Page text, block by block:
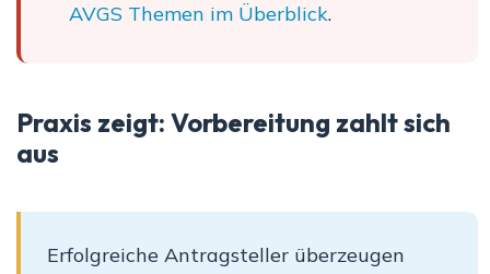
AVGS Themen im Überblick.
Praxis zeigt: Vorbereitung zahlt sich
aus
Erfolgreiche Antragsteller überzeugen